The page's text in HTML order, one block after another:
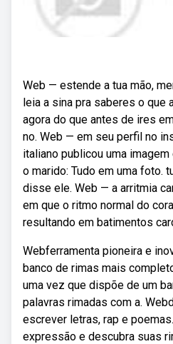
Web — estende a tua mão,
leia a sina pra saberes o que
agora do que antes de ires
no. Web — em seu perfil no
italiano publicou uma
o marido: Tudo em uma foto.
disse ele. Web — a arritmia
em que o ritmo normal do
resultando em batimentos
Webferramenta pioneira e
banco de rimas mais
uma vez que dispõe de um
palavras rimadas com a.
escrever letras, rap e
expressão e descubra suas